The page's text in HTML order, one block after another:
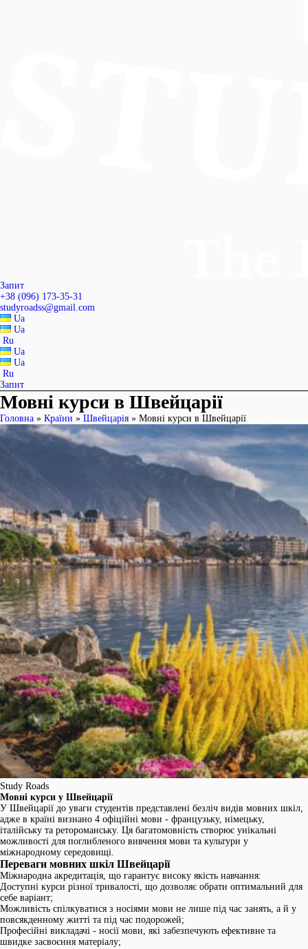
Запит
+38 (096) 173-35-31
studyroadss@gmail.com
Ua
Ua
Ru
Ua
Ua
Ru
Запит
Мовні курси в Швейцарії
Головна » Країни » Швейцарія » Мовні курси в Швейцарії
Study Roads
Мовні курси у Швейцарії
У Швейцарії до уваги студентів представлені безліч видів мовних шкіл,
адже в країні визнано 4 офіційні мови - французьку, німецьку,
італійську та ретороманську. Ця багатомовність створює унікальні
можливості для поглибленого вивчення мови та культури у
міжнародному середовищі.
Переваги мовних шкіл Швейцарії
Міжнародна акредитація, що гарантує високу якість навчання:
Доступні курси різної тривалості, що дозволяє обрати оптимальний для
себе варіант;
Можливість спілкуватися з носіями мови не лише під час занять, а й у
повсякденному житті та під час подорожей;
Професійні викладачі - носії мови, які забезпечують ефективне та
швидке засвоєння матеріалу;